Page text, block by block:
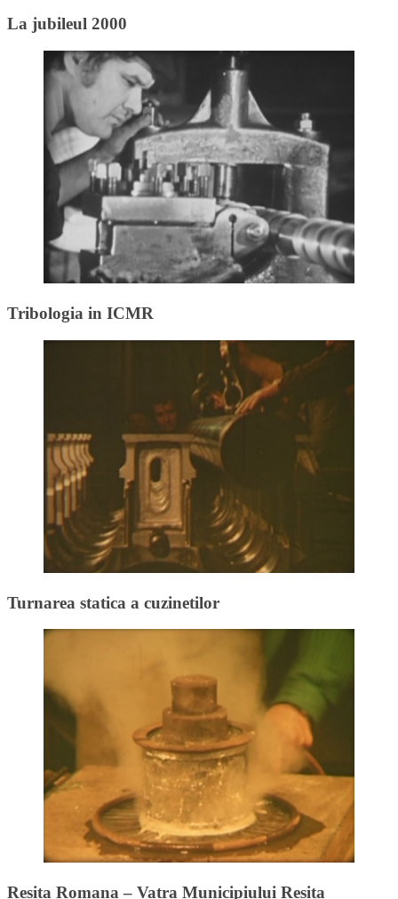
La jubileul 2000
Tribologia in ICMR
Turnarea statica a cuzinetilor
Resita Romana – Vatra Municipiului Resita